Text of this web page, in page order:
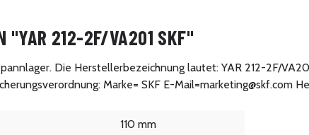
"YAR 212-2F/VA201 SKF"
Die Herstellerbezeichnung lautet: YAR 212-2F/
Marke= SKF E-Mail=marketing@skf.com
110 mm